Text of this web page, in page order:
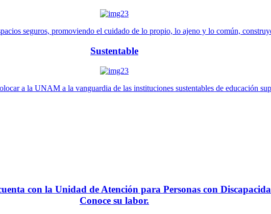
seguros, promoviendo el cuidado de lo propio, lo ajeno y lo común,
Sustentable
a la UNAM a la vanguardia de las instituciones sustentables de educación
con la Unidad de Atención para Personas con
Conoce su labor.